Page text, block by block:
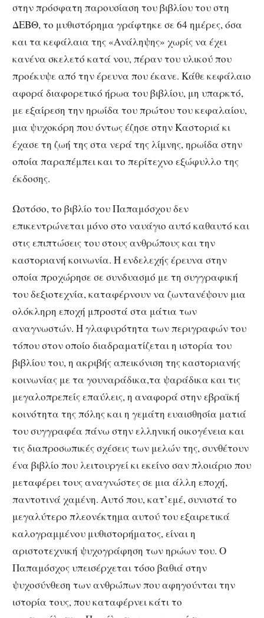
στην πρόσφατη παρουσίαση του βιβλίου του στη
ΔΕΒΘ, το μυθιστόρημα γράφτηκε σε 64 ημέρες, όσα
και τα κεφάλαια της «Ανάληψης» χωρίς να έχει
κανένα σκελετό κατά νου, πέραν του υλικού που
προέκυψε από την έρευνα που έκανε. Κάθε κεφάλαιο
αφορά διαφορετικό ήρωα του βιβλίου, μη υπαρκτό,
με εξαίρεση την ηρωίδα του πρώτου του κεφαλαίου,
μια ψυχοκόρη που όντως έζησε στην Καστοριά κι
έχασε τη ζωή της στα νερά της λίμνης, ηρωίδα στην
οποία παραπέμπει και το περίτεχνο εξώφυλλο της
έκδοσης.
Ωστόσο, το βιβλίο του Παπαμόσχου δεν
επικεντρώνεται μόνο στο ναυάγιο αυτό καθαυτό και
στις επιπτώσεις του στους ανθρώπους και την
καστοριανή κοινωνία. Η ενδελεχής έρευνα στην
οποία προχώρησε σε συνδυασμό με τη συγγραφική
του δεξιοτεχνία, καταφέρνουν να ζωντανέψουν μια
ολόκληρη εποχή μπροστά στα μάτια των
αναγνωστών. Η γλαφυρότητα των περιγραφών του
τόπου στον οποίο διαδραματίζεται η ιστορία του
βιβλίου του, η ακριβής απεικόνιση της καστοριανής
κοινωνίας με τα γουναράδικα,τα ψαράδικα και τις
μεγαλοπρεπείς επαύλεις, η αναφορά στην εβραϊκή
κοινότητα της πόλης και η γεμάτη ευαισθησία ματιά
του συγγραφέα πάνω στην ελληνική οικογένεια και
τις διαπροσωπικές σχέσεις των μελών της, συνθέτουν
ένα βιβλίο που λειτουργεί κι εκείνο σαν πλοιάριο που
μεταφέρει τους αναγνώστες σε μια άλλη εποχή,
παντοτινά χαμένη. Αυτό που, κατ’εμέ, συνιστά το
μεγαλύτερο πλεονέκτημα αυτού του εξαιρετικά
καλογραμμένου μυθιστορήματος, είναι η
αριστοτεχνική ψυχογράφηση των ηρώων του. Ο
Παπαμόσχος υπεισέρχεται τόσο βαθιά στην
ψυχοσύνθεση των ανθρώπων που αφηγούνται την
ιστορία τους, που καταφέρνει κάτι το